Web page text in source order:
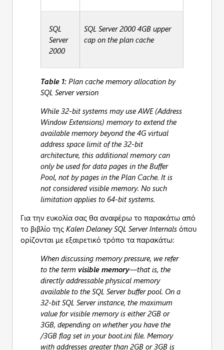
SQL
Server
2000
SQL Server 2000 4GB upper
cap on the plan cache
Table 1: Plan cache memory allocation by
SQL Server version
While 32-bit systems may use AWE (Address
Window Extensions) memory to extend the
available memory beyond the 4G virtual
address space limit of the 32-bit
architecture, this additional memory can
only be used for data pages in the Buffer
Pool, not by pages in the Plan Cache. It is
not considered visible memory. No such
limitation applies to 64-bit systems.
Για την ευκολία σας θα αναφέρω το παρακάτω από
το βιβλίο της Kalen Delaney SQL Server Internals όπου
ορίζονται με εξαιρετικό τρόπο τα παρακάτω:
When discussing memory pressure, we refer
to the term visible memory—that is, the
directly addressable physical memory
available to the SQL Server buffer pool. On a
32-bit SQL Server instance, the maximum
value for visible memory is either 2GB or
3GB, depending on whether you have the
/3GB flag set in your boot.ini file. Memory
with addresses greater than 2GB or 3GB is